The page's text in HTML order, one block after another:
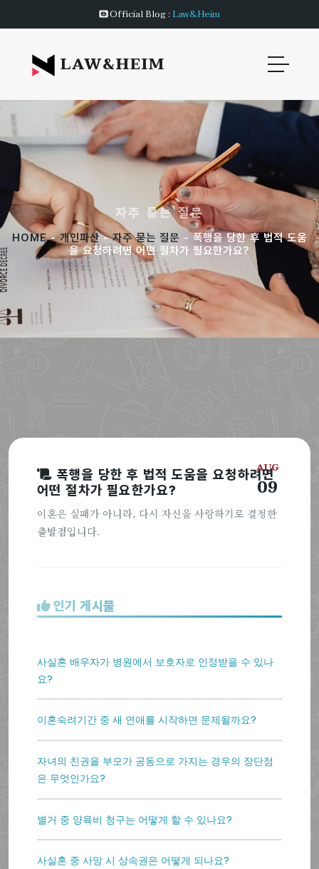
Official Blog : Law&Heim
LAW&HEIM
자주 묻는 질문
HOME-개인파산-자주 묻는 질문 - 폭행을 당한 후 법적 도움
을 요청하려면 어떤 절차가 필요한가요?
AUG
09
폭행을 당한 후 법적 도움을 요청하려면
어떤 절차가 필요한가요?
이혼은 실패가 아니라, 다시 자신을 사랑하기로 결정한
출발점입니다.
인기 게시물
사실혼 배우자가 병원에서 보호자로 인정받을 수 있나
요?
이혼숙려기간 중 새 연애를 시작하면 문제될까요?
자녀의 친권을 부모가 공동으로 가지는 경우의 장단점
은 무엇인가요?
별거 중 양육비 청구는 어떻게 할 수 있나요?
사실혼 중 사망 시 상속권은 어떻게 되나요?